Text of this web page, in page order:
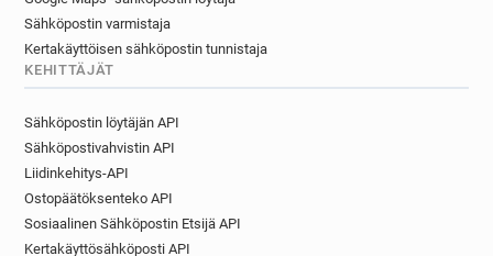
Sähköpostin varmistaja
Kertakäyttöisen sähköpostin tunnistaja
KEHITTÄJÄT
Sähköpostin löytäjän API
Sähköpostivahvistin API
Liidinkehitys-API
Ostopäätöksenteko API
Sosiaalinen Sähköpostin Etsijä API
Kertakäyttösähköposti API